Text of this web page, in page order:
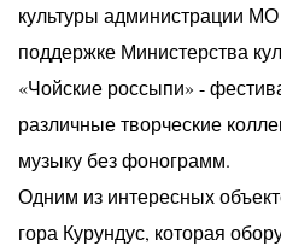
культуры администрации
поддержке Министерства
«Чойские россыпи» -
различные творческие
музыку без фонограмм.
Одним из интересных
гора Курундус, которая